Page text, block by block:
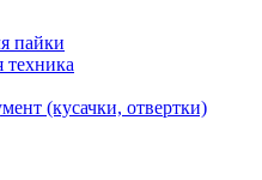
пайки
техника
(кусачки, отвертки)